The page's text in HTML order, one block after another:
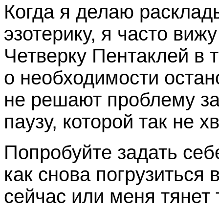
Когда я делаю
эзотерику, я часто
Четверку Пентаклей в
о необходимости
не решают проблему
паузу, которой так не
Попробуйте задать
как снова
сейчас или меня